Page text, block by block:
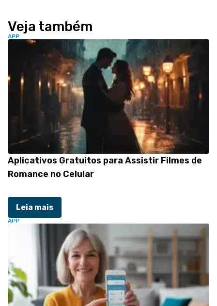
Veja também
APP
Aplicativos Gratuitos para Assistir Filmes de
Romance no Celular
Leia mais
APP